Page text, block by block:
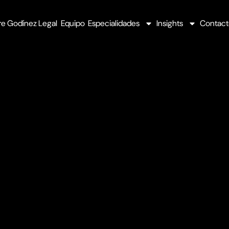
Godínez Legal Equipo Especialidades Insights